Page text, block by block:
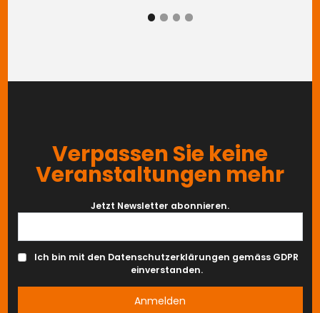
Verpassen Sie keine
Veranstaltungen mehr
Jetzt Newsletter abonnieren.
Ich bin mit den Datenschutzerklärungen gemäss GDPR
einverstanden.